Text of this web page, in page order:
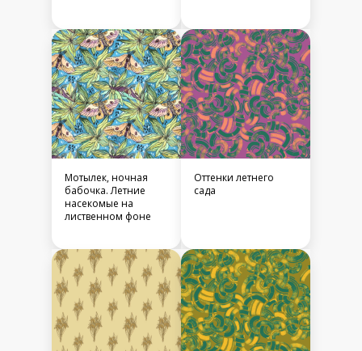
Мотылек, ночная
бабочка. Летние
насекомые на
лиственном фоне
Оттенки летнего
сада